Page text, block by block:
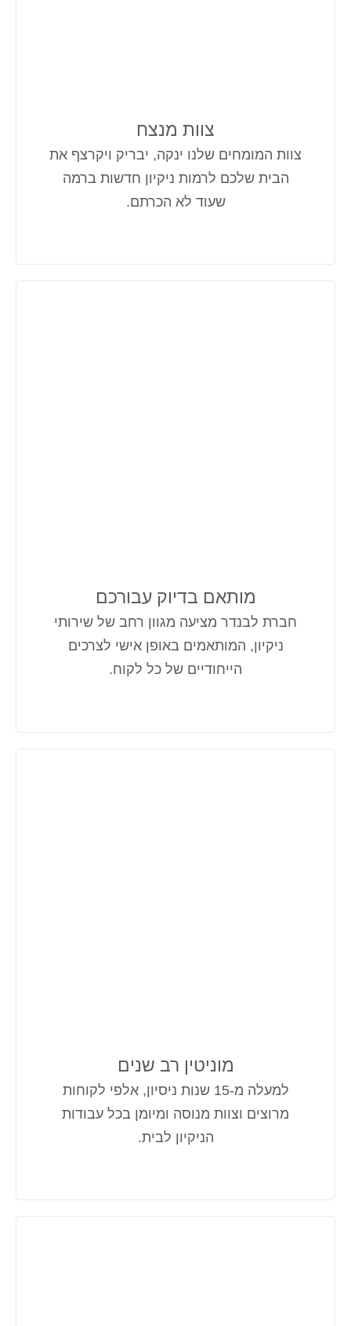
צוות מנצח
צוות המומחים שלנו ינקה, יבריק ויקרצף את
הבית שלכם לרמות ניקיון חדשות ברמה
שעוד לא הכרתם.
מותאם בדיוק עבורכם
חברת לבנדר מציעה מגוון רחב של שירותי
ניקיון, המותאמים באופן אישי לצרכים
הייחודיים של כל לקוח.
מוניטין רב שנים
למעלה מ-15 שנות ניסיון, אלפי לקוחות
מרוצים וצוות מנוסה ומיומן בכל עבודות
הניקיון לבית.